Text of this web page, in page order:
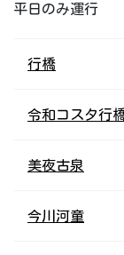
平日のみ運行
行橋
令和コスタ行
美夜古泉
今川河童